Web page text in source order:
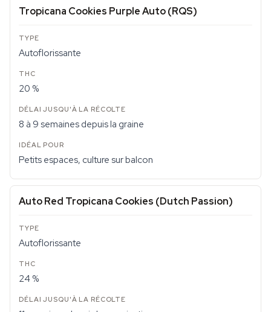
Tropicana Cookies Purple Auto (RQS)
Autoflorissante
20 %
8 à 9 semaines depuis la graine
Petits espaces, culture sur balcon
Auto Red Tropicana Cookies (Dutch Passion)
Autoflorissante
24 %